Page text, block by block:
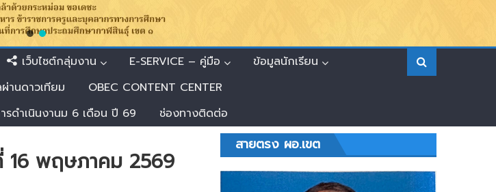
เว็บไซต์กลุ่มงาน E-SERVICE – คู่มือ
ข้อมูลนักเรียน
านดาวเทียม
OBEC CONTENT CENTER
รดำเนินงานม 6 เดือน ปี 69 ช่องทางติดต่อ
16 พฤษภาคม 2569
สายตรง ผอ.เขต